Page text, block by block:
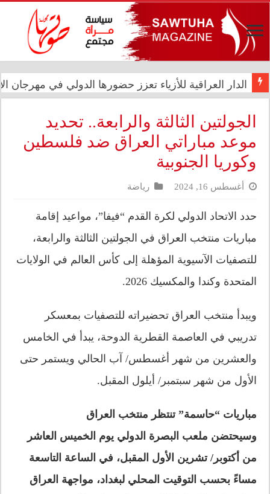
الدار العراقية للأزياء تعزز حضورها الدولي في مهرجان
الجولتين الثالثة والرابعة.. تحديد
موعد مباراتي العراق ضد فلسطين
وكوريا الجنوبية
أغسطس 16, 2024 رياضة
حدد الاتحاد الدولي لكرة القدم “فيفا”، مواعيد إقامة
مباريات منتخب العراق في الجولتين الثالثة والرابعة،
للتصفيات الآسيوية المؤهلة إلى كأس العالم في الولايات
المتحدة وكندا والمكسيك 2026.
ويبدأ منتخب العراق تحضيراته للتصفيات بمعسكر
تدريبي في العاصمة القطرية الدوحة، يبدأ في الخامس
والعشرين من شهر أغسطس/ آب الحالي ويستمر حتى
الأول من شهر سبتمبر/ أيلول المقبل.
مباريات “حاسمة” تنتظر منتخب العراق
وسيحتضن ملعب البصرة الدولي يوم الخميس العاشر
من أكتوبر/ تشرين الأول المقبل، في الساعة التاسعة
مساءً بحسب التوقيت المحلي لبغداد، مواجهة العراق